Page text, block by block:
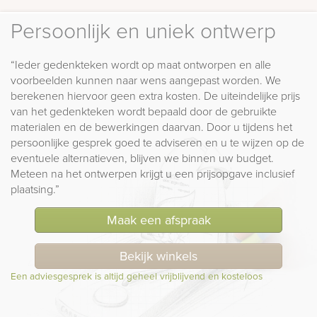
Persoonlijk en uniek ontwerp
“Ieder gedenkteken wordt op maat ontworpen en alle
voorbeelden kunnen naar wens aangepast worden. We
berekenen hiervoor geen extra kosten. De uiteindelijke prijs
van het gedenkteken wordt bepaald door de gebruikte
materialen en de bewerkingen daarvan. Door u tijdens het
persoonlijke gesprek goed te adviseren en u te wijzen op de
eventuele alternatieven, blijven we binnen uw budget.
Meteen na het ontwerpen krijgt u een prijsopgave inclusief
plaatsing.”
Maak een afspraak
Bekijk winkels
Een adviesgesprek is altijd geheel vrijblijvend en kosteloos